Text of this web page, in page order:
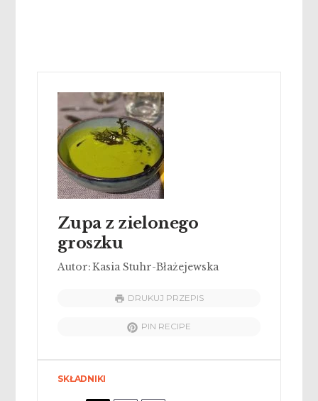
Zupa z zielonego
groszku
Autor:Kasia Stuhr-Błażejewska
DRUKUJ PRZEPIS
PIN RECIPE
SKŁADNIKI